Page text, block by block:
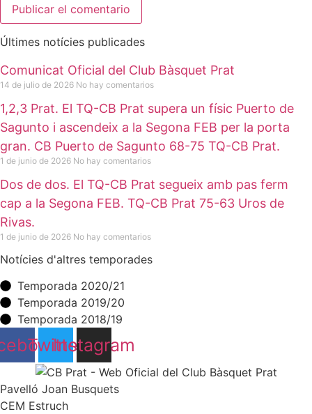
Últimes notícies publicades
Comunicat Oficial del Club Bàsquet Prat
14 de julio de 2026 No hay comentarios
1,2,3 Prat. El TQ-CB Prat supera un físic Puerto de
Sagunto i ascendeix a la Segona FEB per la porta
gran. CB Puerto de Sagunto 68-75 TQ-CB Prat.
1 de junio de 2026 No hay comentarios
Dos de dos. El TQ-CB Prat segueix amb pas ferm
cap a la Segona FEB. TQ-CB Prat 75-63 Uros de
Rivas.
1 de junio de 2026 No hay comentarios
Notícies d'altres temporades
Temporada 2020/21
Temporada 2019/20
Temporada 2018/19
Twitter
Instagram
Pavelló Joan Busquets
CEM Estruch